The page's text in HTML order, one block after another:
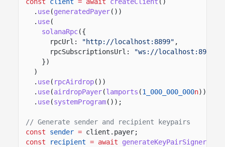
const client = await createClient ()
. use(generatedPayer())
. use(
solanaRpc({
rpcUrl:
"http://localhost:8899" ,
rpcSubscriptionsUrl:
"ws://localhost:8900"
})
)
. use( rpcAirdrop())
. use(airdropPayer(lamports (1_000_000_000n)))
. use(systemProgram());
// Generate sender and recipient keypairs
const
sender = client.payer;
const
recipient = await generateKeyPairSigner